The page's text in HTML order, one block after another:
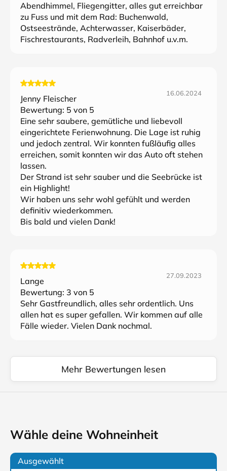
Abendhimmel, Fliegengitter, alles gut erreichbar
zu Fuss und mit dem Rad: Buchenwald,
Ostseestrände, Achterwasser, Kaiserbäder,
Fischrestaurants, Radverleih, Bahnhof u.v.m.
Jenny Fleischer
16.06.2024
Bewertung: 5 von 5
Eine sehr saubere, gemütliche und liebevoll
eingerichtete Ferienwohnung. Die Lage ist ruhig
und jedoch zentral. Wir konnten fußläufig alles
erreichen, somit konnten wir das Auto oft stehen
lassen.
Der Strand ist sehr sauber und die Seebrücke ist
ein Highlight!
Wir haben uns sehr wohl gefühlt und werden
definitiv wiederkommen.
Bis bald und vielen Dank!
Lange
27.09.2023
Bewertung: 3 von 5
Sehr Gastfreundlich, alles sehr ordentlich. Uns
allen hat es super gefallen. Wir kommen auf alle
Fälle wieder. Vielen Dank nochmal.
Mehr Bewertungen lesen
Wähle deine Wohneinheit
Ausgewählt